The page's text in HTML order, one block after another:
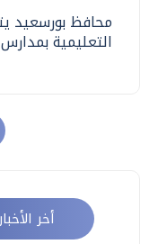
محافظ بورسعيد
التعليمية
أخر